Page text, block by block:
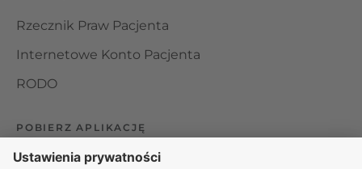
Rzecznik Praw Pacjenta
Internetowe Konto Pacjenta
RODO
POBIERZ APLIKACJĘ